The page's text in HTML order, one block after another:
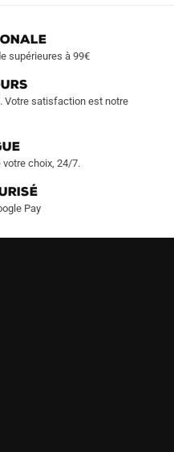
supérieures à 99€
Votre satisfaction est notre
choix, 24/7.
Pay